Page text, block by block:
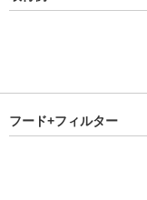
フード+フィルター